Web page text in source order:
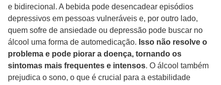
e bidirecional. A bebida pode desencadear episódios
depressivos em pessoas vulneráveis e, por outro lado,
quem sofre de ansiedade ou depressão pode buscar no
álcool uma forma de automedicação. Isso não resolve o
problema e pode piorar a doença, tornando os
sintomas mais frequentes e intensos. O álcool também
prejudica o sono, o que é crucial para a estabilidade